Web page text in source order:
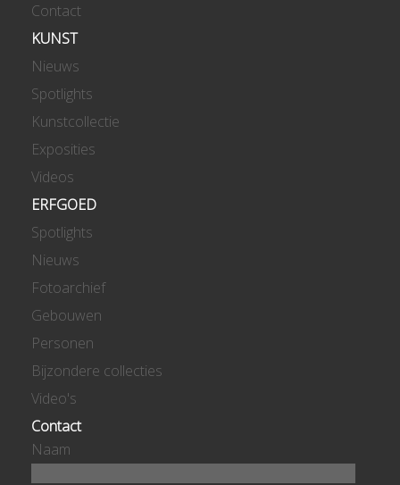
Contact
KUNST
Nieuws
Spotlights
Kunstcollectie
Exposities
Videos
ERFGOED
Spotlights
Nieuws
Fotoarchief
Gebouwen
Personen
Bijzondere collecties
Video's
Contact
Naam